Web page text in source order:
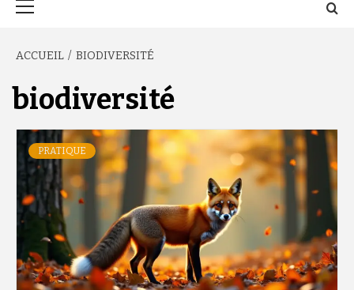
ACCUEIL BIODIVERSITÉ
biodiversité
PRATIQUE